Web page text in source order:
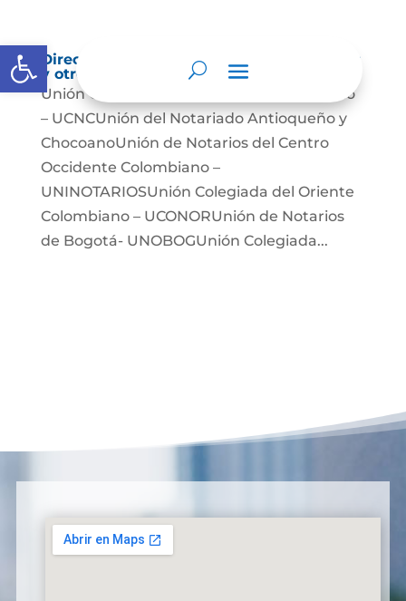
Abrir barra de herramientas
Directorio de agremiaciones, asociaciones
y otros grupos de interés
Unión Colegiada de Notariado Colombiano
– UCNCUnión del Notariado Antioqueño y
ChocoanoUnión de Notarios del Centro
Occidente Colombiano –
UNINOTARIOSUnión Colegiada del Oriente
Colombiano – UCONORUnión de Notarios
de Bogotá- UNOBOGUnión Colegiada...